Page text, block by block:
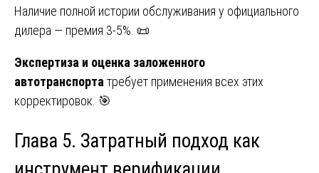
Наличие полной истории обслуживания у официального
дилера — премия 3-5%. 📜
Экспертиза и оценка заложенного
автотранспортатребует применения всех этих
корректировок. 🎯
Глава 5. Затратный подход как